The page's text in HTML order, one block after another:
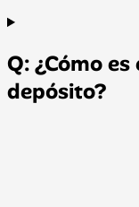
Q: ¿Cómo
depósito?